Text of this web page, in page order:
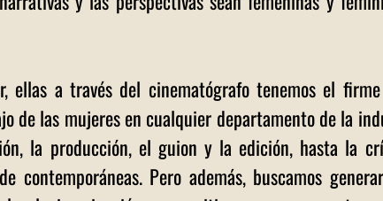
ellas a través del cinematógrafo tenemos el
de las mujeres en cualquier departamento de la
la producción, el guion y la edición, hasta la
contemporáneas. Pero además, buscamos